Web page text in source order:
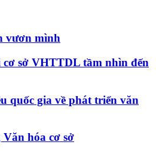
vươn mình
sở VHTTDL tầm nhìn đến
quốc gia về phát triển văn
hóa cơ sở